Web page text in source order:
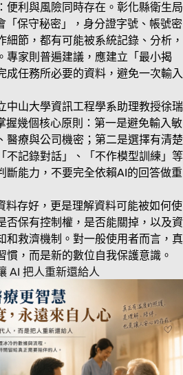
便利與風險同時存在。彰化縣衛生局
「保守秘密」，身分證字號、帳號密
節，都有可能被系統記錄、分析，
專家則普遍建議，應建立「最小揭
成任務所必要的資料，避免一次輸入
中山大學資訊工程學系助理教授徐瑞
握幾個核心原則：第一是避免輸入敏
醫療與公司機密；第二是選擇有清楚
不記錄對話」、「不作模型訓練」等
斷能力，不要完全依賴AI的回答做重
料存好，更是理解資料可能被如何使
否保有控制權，是否能關掉，以及資
和救濟機制。對一般使用者而言，真
慣，而是新的數位自我保護意識。
AI 把人重新還給人